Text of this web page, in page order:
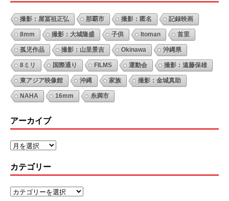
撮影：屋冨祖正弘 那覇市 撮影：匿名 記録映画
8mm 撮影：大城隆盛 子供 Itoman 首里
孤児作品 撮影：山里景吉 Okinawa 沖縄県
8ミリ 国際通り FILMS 運動会 撮影：遠藤保雄
東アジア映像館 沖縄 家族 撮影：金城真助
NAHA 16mm 糸満市
アーカイブ
カテゴリー